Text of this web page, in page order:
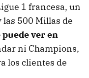
1 francesa, un
500 Millas de
puede ver en
ni Champions,
los clientes de